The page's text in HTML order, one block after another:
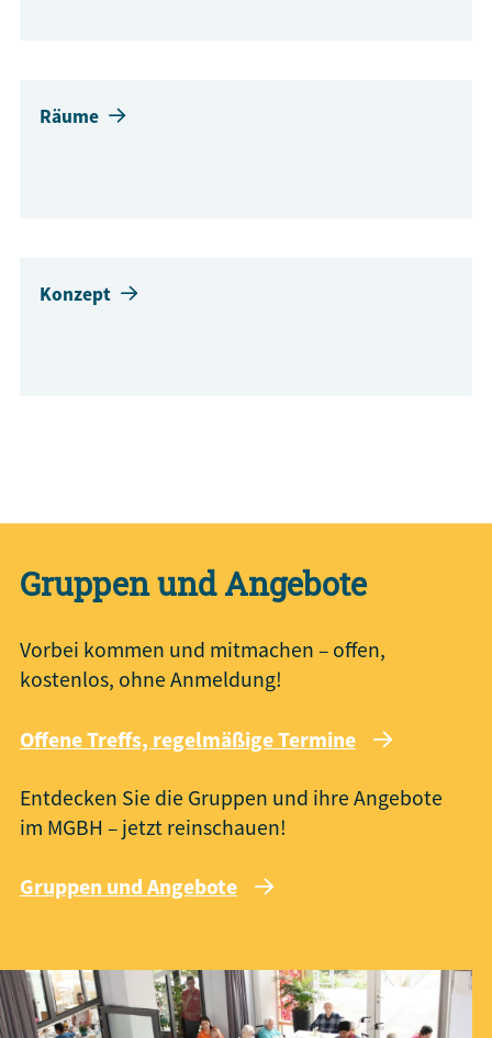
Räume
Konzept
Gruppen und Angebote
Vorbei kommen und mitmachen – offen,
kostenlos, ohne Anmeldung!
Offene Treffs, regelmäßige Termine
Entdecken Sie die Gruppen und ihre Angebote
im MGBH – jetzt reinschauen!
Gruppen und Angebote